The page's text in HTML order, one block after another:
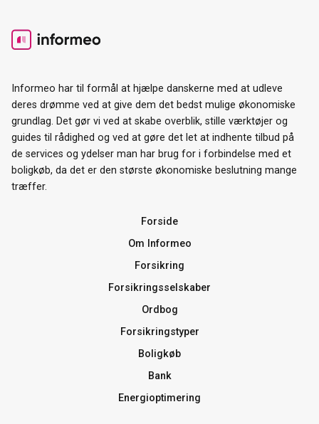
Informeo har til formål at hjælpe danskerne med at udleve
deres drømme ved at give dem det bedst mulige økonomiske
grundlag. Det gør vi ved at skabe overblik, stille værktøjer og
guides til rådighed og ved at gøre det let at indhente tilbud på
de services og ydelser man har brug for i forbindelse med et
boligkøb, da det er den største økonomiske beslutning mange
træffer.
Forside
Om Informeo
Forsikring
Forsikringsselskaber
Ordbog
Forsikringstyper
Boligkøb
Bank
Energioptimering